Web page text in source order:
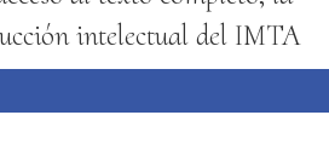
intelectual del IMTA